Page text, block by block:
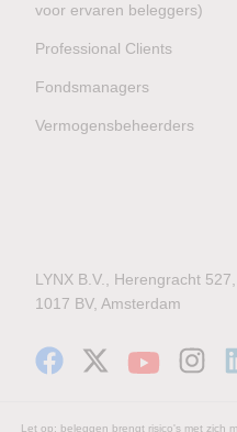
voor ervaren beleggers)
Professional Clients
Fondsmanagers
Vermogensbeheerders
LYNX B.V., Herengracht 527,
1017 BV, Amsterdam
Let op: beleggen brengt risico's met zich